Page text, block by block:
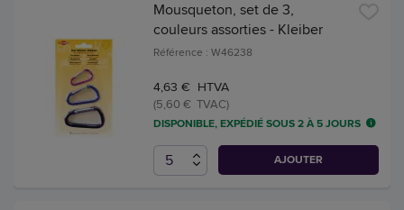
Mousqueton, set de 3,
couleurs assorties - Kleiber
Référence : W46238
4,63 € HTVA
(5,60 € TVAC)
DISPONIBLE, EXPÉDIÉ SOUS 2 À 5 JOURS
AJOUTER